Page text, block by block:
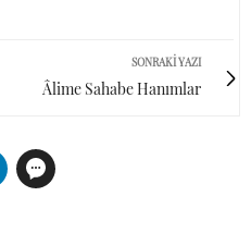
SONRAKI YAZI
Âlime Sahabe Hanımlar